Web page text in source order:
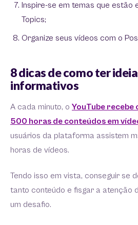
Inspire-se em temas que estão
Topics;
Organize seus vídeos com o
8 dicas de como ter
informativos
A cada minuto, o YouTube recebe
500 horas de conteúdos em
usuários da plataforma assistem
horas de vídeos.
Tendo isso em vista, conseguir se
tanto conteúdo e fisgar a atenção
um desafio.